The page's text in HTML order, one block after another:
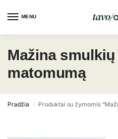
MENU
Mažina
matomumą
Pradžia / Produktai su žymomis